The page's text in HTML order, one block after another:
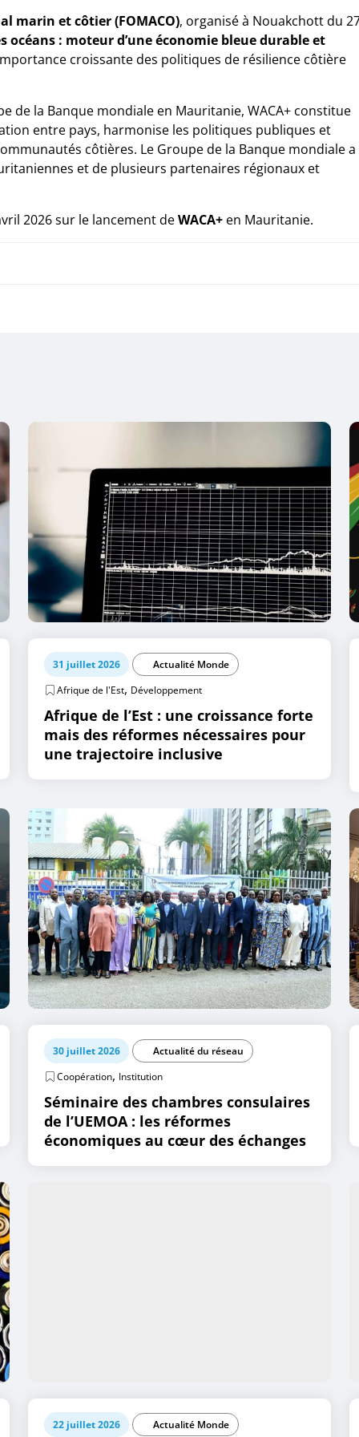
marin et côtier (FOMACO), organisé à Nouakchott du
océans : moteur d’une économie bleue durable et
croissante des politiques de résilience côtière
la Banque mondiale en Mauritanie, WACA+ constitue
entre pays, harmonise les politiques publiques et
côtières. Le Groupe de la Banque mondiale a
et de plusieurs partenaires régionaux et
2026 sur le lancement deWACA+ en Mauritanie.
31 juillet 2026
Actualité Monde
Afrique de l'Est, Développement
Afrique de l’Est : une croissance forte
mais des réformes nécessaires pour
une trajectoire inclusive
30 juillet 2026
Actualité du réseau
Coopération, Institution
Séminaire des chambres consulaires
de l’UEMOA : les réformes
économiques au cœur des échanges
22 juillet 2026 Actualité Monde